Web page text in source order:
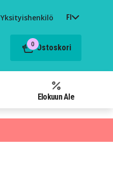
Yksityishenkilö FI
0 Ostoskori
Elokuun Ale